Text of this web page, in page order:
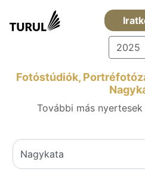
2025
Fotóstúdiók,
További más